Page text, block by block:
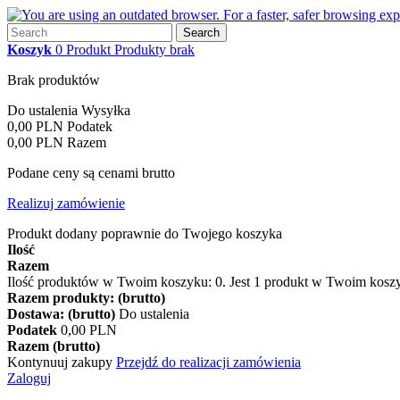
Search
Koszyk 0 Produkt Produkty brak
Brak produktów
Do ustalenia Wysyłka
0,00 PLN Podatek
0,00 PLN Razem
Podane ceny są cenami brutto
Realizuj zamówienie
Produkt dodany poprawnie do Twojego koszyka
Ilość
Razem
Ilość produktów w Twoim koszyku: 0. Jest 1 produkt w Twoim
Razem produkty: (brutto)
Dostawa: (brutto) Do ustalenia
Podatek 0,00 PLN
Razem (brutto)
Kontynuuj zakupy Przejdź do realizacji zamówienia
Zaloguj